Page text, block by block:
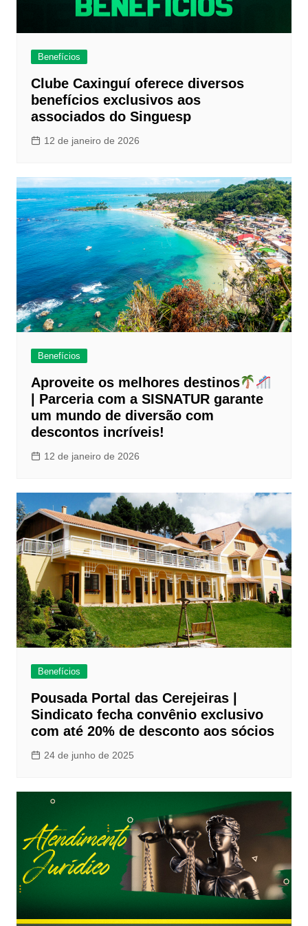
Benefícios
Clube Caxinguí oferece diversos
benefícios exclusivos aos
associados do Singuesp
12 de janeiro de 2026
Benefícios
Aproveite os melhores destinos
| Parceria com a SISNATUR garante
um mundo de diversão com
descontos incríveis!
12 de janeiro de 2026
Benefícios
Pousada Portal das Cerejeiras |
Sindicato fecha convênio exclusivo
com até 20% de desconto aos sócios
24 de junho de 2025